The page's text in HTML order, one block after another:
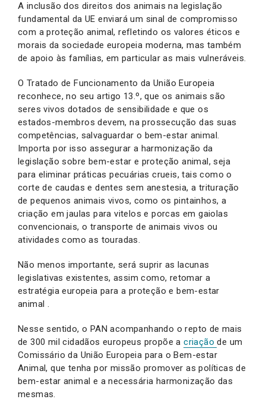
A inclusão dos direitos dos animais na legislação
fundamental da UE enviará um sinal de compromisso
com a proteção animal, refletindo os valores éticos e
morais da sociedade europeia moderna, mas também
de apoio às famílias, em particular as mais vulneráveis.
O Tratado de Funcionamento da União Europeia
reconhece, no seu artigo 13.º, que os animais são
seres vivos dotados de sensibilidade e que os
estados-membros devem, na prossecução das suas
competências, salvaguardar o bem-estar animal.
Importa por isso assegurar a harmonização da
legislação sobre bem-estar e proteção animal, seja
para eliminar práticas pecuárias crueis, tais como o
corte de caudas e dentes sem anestesia, a trituração
de pequenos animais vivos, como os pintainhos, a
criação em jaulas para vitelos e porcas em gaiolas
convencionais, o transporte de animais vivos ou
atividades como as touradas.
Não menos importante, será suprir as lacunas
legislativas existentes, assim como, retomar a
estratégia europeia para a proteção e bem-estar
animal .
Nesse sentido, o PAN acompanhando o repto de mais
de 300 mil cidadãos europeus propõe acriaçãode um
Comissário da União Europeia para o Bem-estar
Animal, que tenha por missão promover as políticas de
bem-estar animal e a necessária harmonização das
mesmas.